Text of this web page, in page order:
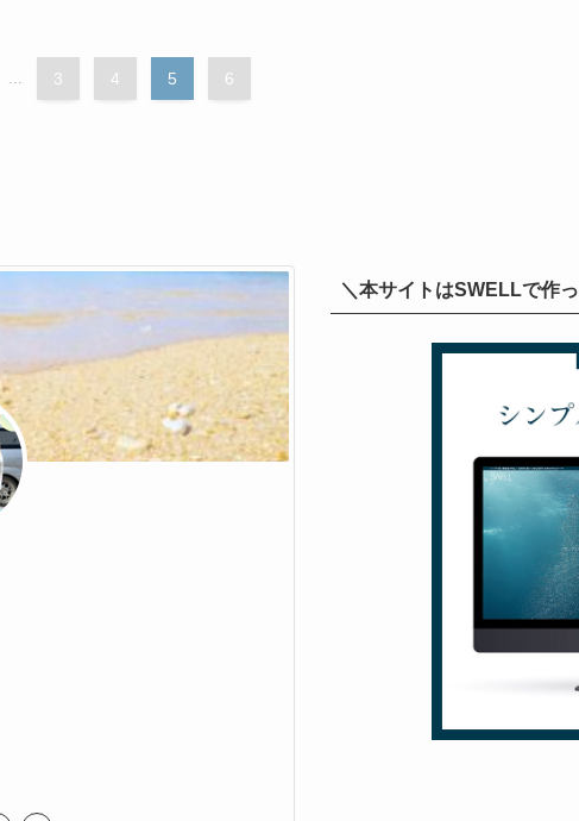
... 3 4 5 6
＼本サイトはSWELLで作